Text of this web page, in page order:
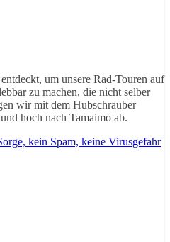
um unsere Rad-Touren auf
zu machen, die nicht selber
wir mit dem Hubschrauber
hoch nach Tamaimo ab.
kein Spam, keine Virusgefahr